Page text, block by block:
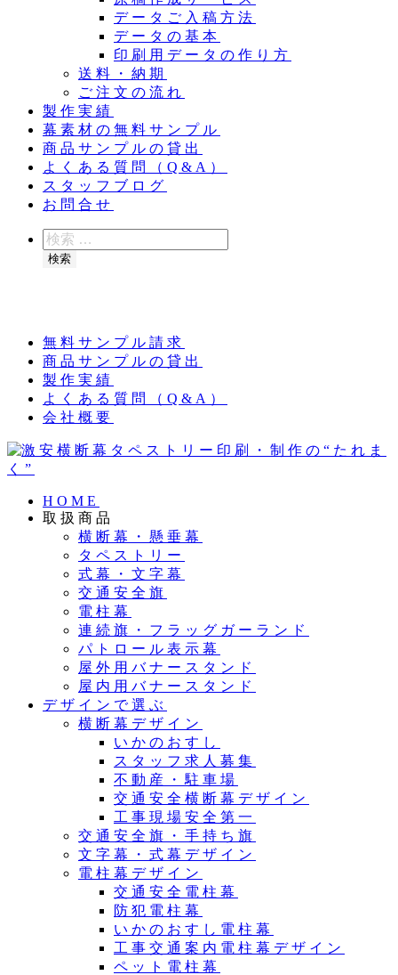
データご入稿方法
データの基本
印刷用データの作り方
送料・納期
ご注文の流れ
製作実績
幕素材の無料サンプル
商品サンプルの貸出
よくある質問（Q&A）
スタッフブログ
お問合せ
検
索
検索
無料サンプル請求
商品サンプルの貸出
製作実績
よくある質問（Q&A）
会社概要
HOME
取扱商品
横断幕・懸垂幕
タペストリー
式幕・文字幕
交通安全旗
電柱幕
連続旗・フラッグガーランド
パトロール表示幕
屋外用バナースタンド
屋内用バナースタンド
デザインで選ぶ
横断幕デザイン
いかのおすし
スタッフ求人募集
不動産・駐車場
交通安全横断幕デザイン
工事現場安全第一
交通安全旗・手持ち旗
文字幕・式幕デザイン
電柱幕デザイン
交通安全電柱幕
防犯電柱幕
いかのおすし電柱幕
工事交通案内電柱幕デザイン
ペット電柱幕